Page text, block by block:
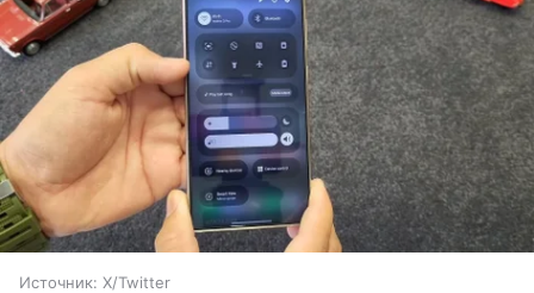
Источник: X/Twitter